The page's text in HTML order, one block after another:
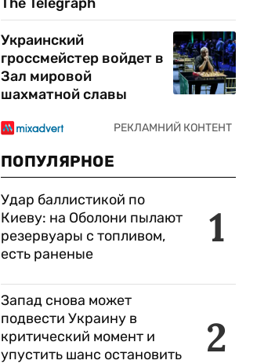
Украинский
гроссмейстер войдет в
Зал мировой
шахматной славы
ПОПУЛЯРНОЕ
1
Удар баллистикой по
Киеву: на Оболони пылают
резервуары с топливом,
есть раненые
2
Запад снова может
подвести Украину в
критический момент и
упустить шанс остановить